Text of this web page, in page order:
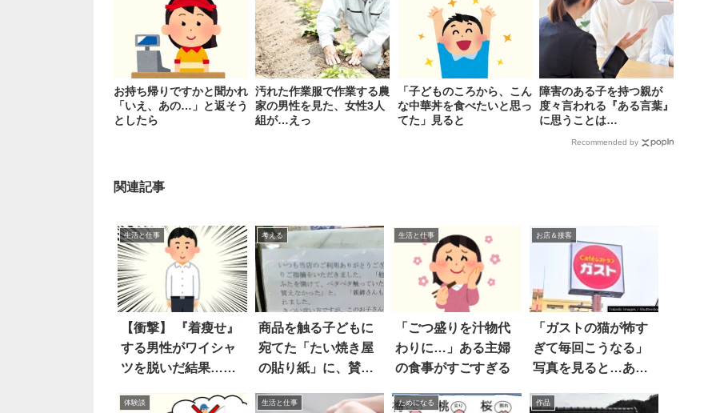
お持ち帰りですかと聞かれ
「いえ、あの…」と返そう
としたら
汚れた作業服で作業する農
家の男性を見た、女性3人
組が…えっ
「子どものころから、こん
な中華丼を食べたいと思っ
てた」見ると
障害のある子を持つ親が
度々言われる『ある言葉』
に思うことは…
Recommended by
関連記事
生活と仕事
【衝撃】 『着瘦せ』
する男性がワイシャ
ツを脱いだ結果…す
考える
商品を触る子どもに
宛てた「たい焼き屋
の貼り紙」に、賛同
生活と仕事
「ごつ盛りを汁物代
わりに…」ある主婦
の食事がすごすぎる
お店＆接客
「ガストの猫が怖す
ぎて毎回こうなる」
写真を見ると…あ
体験談 生活と仕事 ためになる 作品